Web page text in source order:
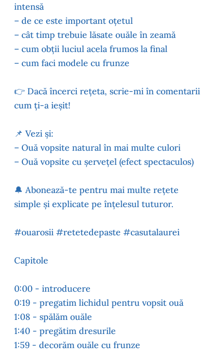
intensă
– de ce este important oțetul
– cât timp trebuie lăsate ouăle în zeamă
– cum obții luciul acela frumos la final
– cum faci modele cu frunze
👉 Dacă încerci rețeta, scrie-mi în comentarii
cum ți-a ieșit!
📌 Vezi și:
– Ouă vopsite natural în mai multe culori
– Ouă vopsite cu șervețel (efect spectaculos)
🔔 Abonează-te pentru mai multe rețete
simple și explicate pe înțelesul tuturor.
#ouarosii #retetedepaste #casutalaurei
Capitole
0:00 - introducere
0:19 - pregatim lichidul pentru vopsit ouă
1:08 - spălăm ouăle
1:40 - pregătim dresurile
1:59 - decorăm ouăle cu frunze